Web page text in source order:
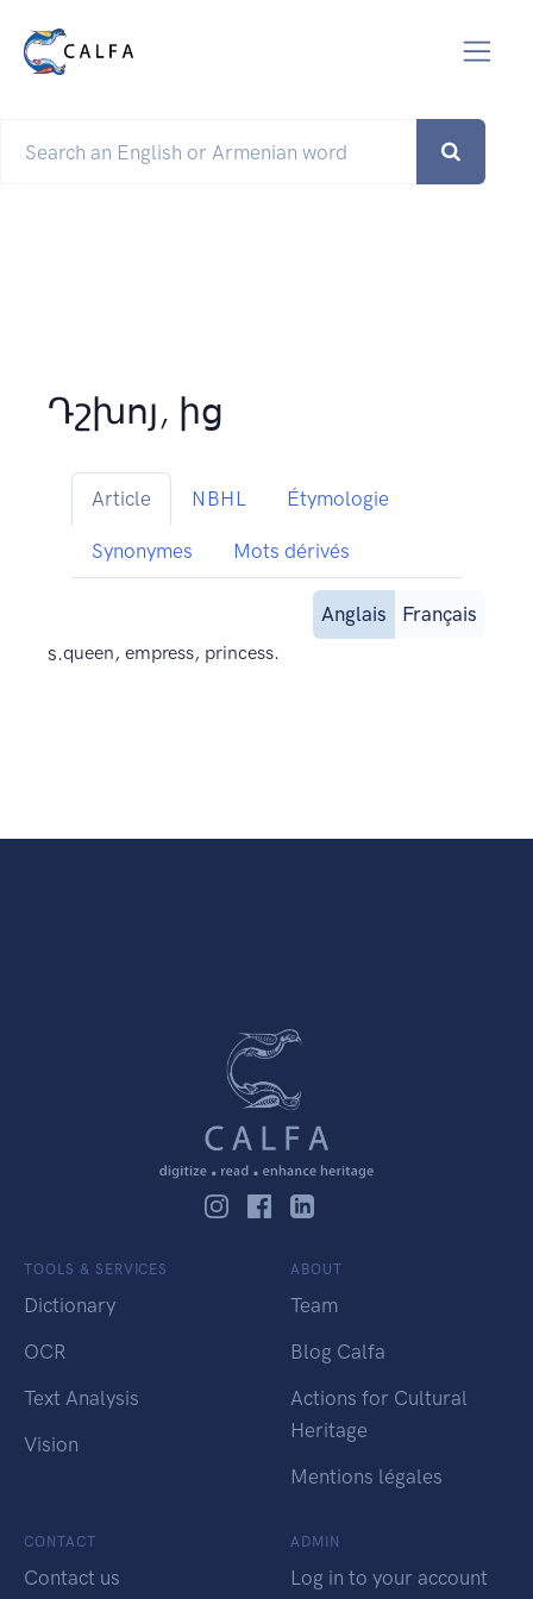
Դշխոյ, ից
Article NBHL Étymologie
Synonymes Mots dérivés
Anglais
Français
s.queen, empress, princess.
TOOLS & SERVICES
Dictionary
OCR
Text Analysis
Vision
ABOUT
Team
Blog Calfa
Actions for Cultural
Heritage
Mentions légales
CONTACT
Contact us
ADMIN
Log in to your account